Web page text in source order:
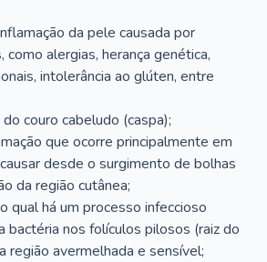
da pele causada por
alergias, herança genética,
intolerância ao glúten, entre
couro cabeludo (caspa);
que ocorre principalmente em
desde o surgimento de bolhas
da região cutânea;
qual há um processo infeccioso
bactéria nos folículos pilosos (raiz do
região avermelhada e sensível;